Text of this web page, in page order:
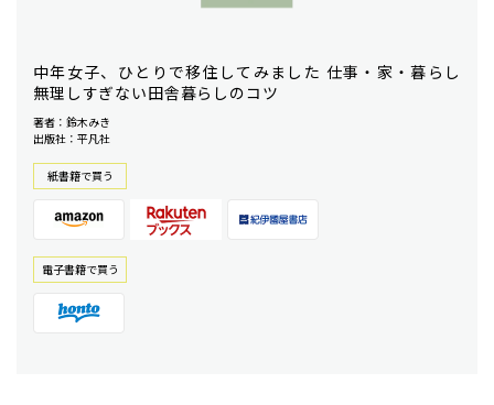
中年女子、ひとりで移住してみました 仕事・家・暮らし
無理しすぎない田舎暮らしのコツ
著者：鈴木みき
出版社：平凡社
紙書籍で買う
電⼦書籍で買う